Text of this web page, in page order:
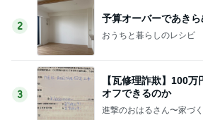
2
予算オーバーであきら
おうちと暮らしのレシピ
3
【瓦修理詐欺】100
オフできるのか
進撃のおはるさん〜家づ